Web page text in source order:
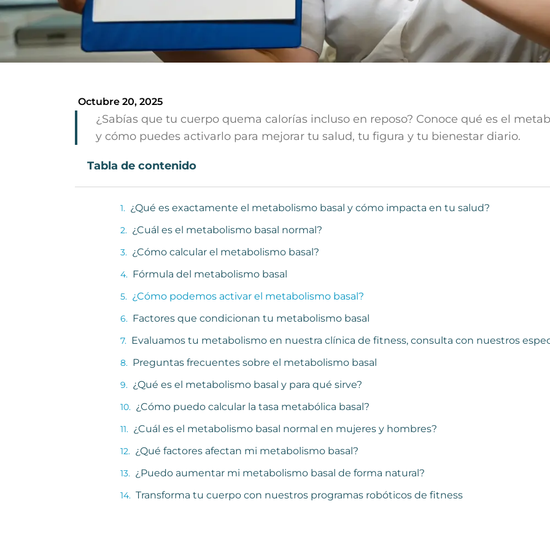
Octubre 20, 2025
¿Sabías que tu cuerpo quema calorías incluso en reposo? Conoce qué es el
y cómo puedes activarlo para mejorar tu salud, tu figura y tu bienestar diario.
Tabla de contenido
¿Qué es exactamente el metabolismo basal y cómo impacta en tu salud?
¿Cuál es el metabolismo basal normal?
¿Cómo calcular el metabolismo basal?
Fórmula del metabolismo basal
¿Cómo podemos activar el metabolismo basal?
Factores que condicionan tu metabolismo basal
Evaluamos tu metabolismo en nuestra clínica de fitness, consulta con nuestros
Preguntas frecuentes sobre el metabolismo basal
¿Qué es el metabolismo basal y para qué sirve?
¿Cómo puedo calcular la tasa metabólica basal?
¿Cuál es el metabolismo basal normal en mujeres y hombres?
¿Qué factores afectan mi metabolismo basal?
¿Puedo aumentar mi metabolismo basal de forma natural?
Transforma tu cuerpo con nuestros programas robóticos de fitness